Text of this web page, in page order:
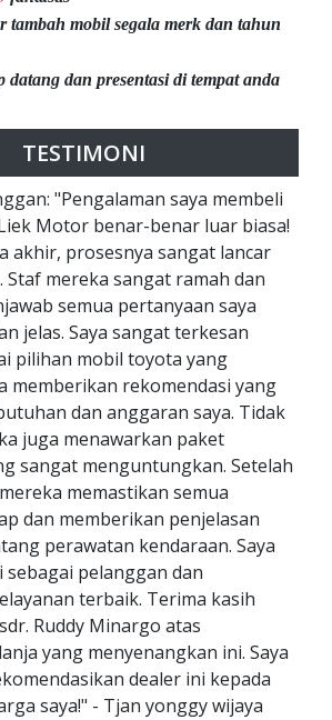
tambah mobil segala merk dan tahun
datang dan presentasi di tempat anda
TESTIMONI
"Pengalaman saya membeli
Motor benar-benar luar biasa!
akhir, prosesnya sangat lancar
mereka sangat ramah dan
semua pertanyaan saya
jelas. Saya sangat terkesan
pilihan mobil toyota yang
memberikan rekomendasi yang
dan anggaran saya. Tidak
juga menawarkan paket
sangat menguntungkan. Setelah
memastikan semua
dan memberikan penjelasan
perawatan kendaraan. Saya
sebagai pelanggan dan
terbaik. Terima kasih
Ruddy Minargo atas
yang menyenangkan ini. Saya
dealer ini kepada
saya!" - Tjan yonggy wijaya